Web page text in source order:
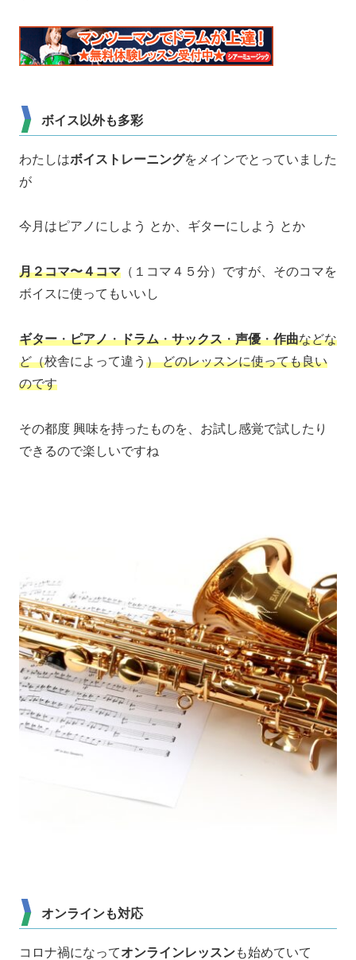
ボイス以外も多彩
わたしはボイストレーニングをメインでとっていました
が
今月はピアノにしよう とか、ギターにしよう とか
月２コマ〜４コマ （１コマ４５分）ですが、そのコマを
ボイスに使ってもいいし
ギター・ピアノ・ドラム・サックス・声優・作曲などな
ど（校舎によって違う ） どのレッスンに使っても良い
のです
その都度 興味を持ったものを、お試し感覚で試したり
できるので楽しいですね
オンラインも対応
コロナ禍になってオンラインレッスンも始めていて